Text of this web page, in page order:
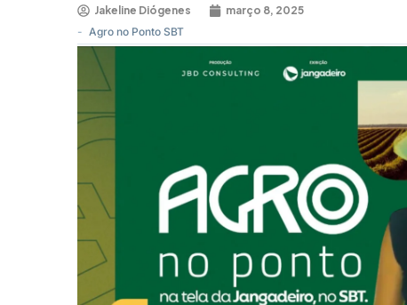
Jakeline Diógenes
março 8, 2025
- Agro no Ponto SBT